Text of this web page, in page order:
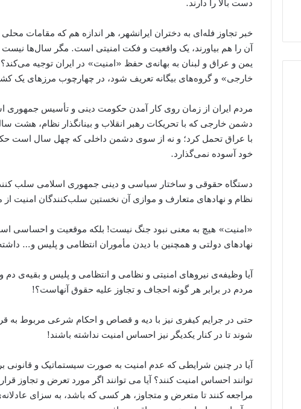
دست بالا را دارند.
خبر تجاوز فله‌ای به دختران ایرانشهر، هر اندازه هم که مقامات
آن را هم بیاورند، یک واقعیت و فکت امنیتی است. مگر سال‌ها
یمن و عراق و لبنان به بهانه‌ی حفظ «امنیت» در ایران توجیه
خارجی» و گروه‌های بیگانه تعریف شود، در چهارچوب مرزهای یک
مردم ایران از زمان روی کار آمدن حکومت دینی و تأسیس جمهوری
دشمن خارجی که با تحریکات رهبر انقلاب و بینانگذار نظام، هشت
با عراق تحمل کرد؛ و نه از سوی دشمن داخلی که چهل سال است
خود آسوده نمی‌گذارد.
دستگاه حقوقی و ساختار سیاسی و دینی جمهوری اسلامی سلب
نظام و نهادهای متعارف و موازی آن نخستین سلب‌کنندگان امنیت از
«امنیت» هیچ به معنی نبود جنگ نیست! بلکه موقعیت و احساسی
نهادهای دولتی و همچنین با دیدن مأموران انتظامی و پلیس و…
آیا وظیفه‌ی نیروهای امنیتی و نظامی و انتظامی و پلیس و بقیه‌ی دم
مردم در برابر هر گونه احجاف و تجاوز علیه حقوق آنهاست؟!
حتی در جرایم کیفری نیز با دیه و قصاص و احکام شرعی مربوط به
‌شوند تا در کنار یکدیگر نیز احساس امنیت نداشته باشند!
آیا در چنین شرایطی که عدم امنیت به صورت سیستماتیک و قانونی
‌توانند احساس امنیت کنند؟ آیا می ‌توانند اگر مورد تعرض و تجاوز
مراجعه کنند تا متعرض و متجاوز، هر کسی که باشد، به سزای